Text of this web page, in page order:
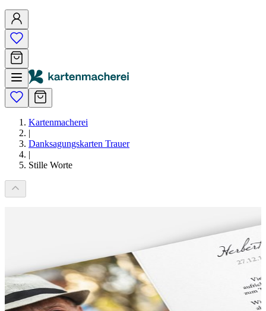
Kartenmacherei
|
Danksagungskarten Trauer
|
Stille Worte